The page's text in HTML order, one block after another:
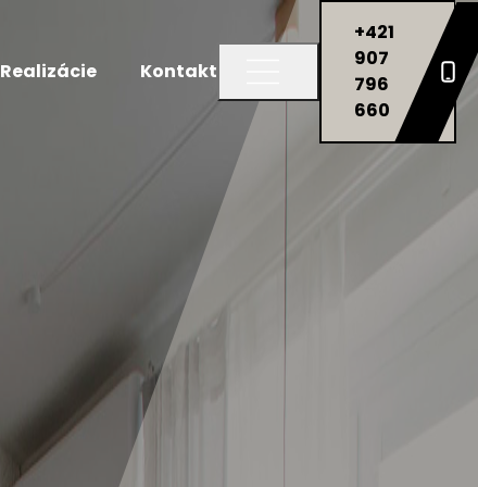
Realizácie Kontakt
+421
907
796
660